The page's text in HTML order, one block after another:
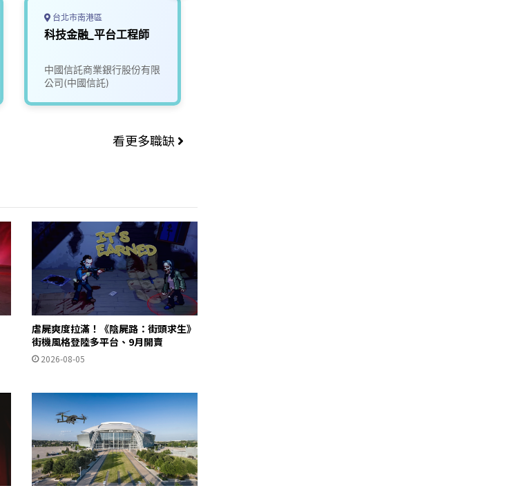
台北市南港區
科技金融_平台工程師
中國信託商業銀行股份有限
公司(中國信託)
看更多職缺
虐屍爽度拉滿！《陰屍路：街頭求生》
街機風格登陸多平台、9月開賣
2026-08-05